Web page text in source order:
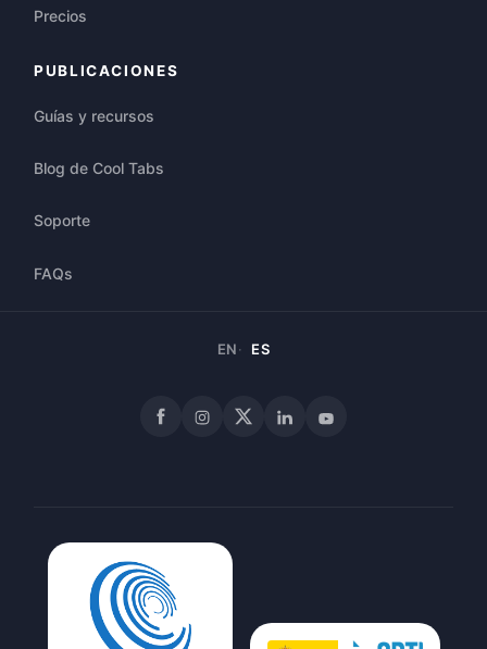
Precios
PUBLICACIONES
Guías y recursos
Blog de Cool Tabs
Soporte
FAQs
EN ES
FacebookInstagram
X LinkedInYouTube